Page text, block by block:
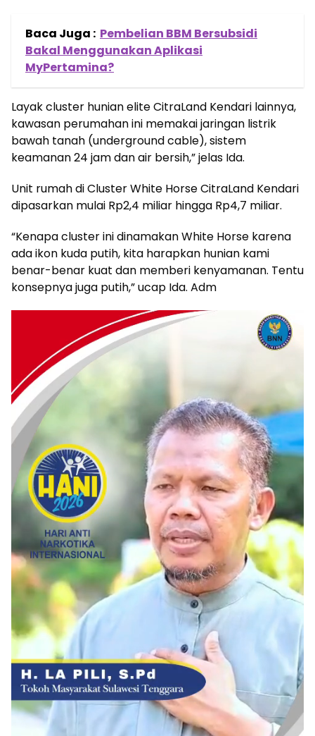
Baca Juga : Pembelian BBM Bersubsidi
Bakal Menggunakan Aplikasi
MyPertamina?
Layak cluster hunian elite CitraLand Kendari lainnya,
kawasan perumahan ini memakai jaringan listrik
bawah tanah (underground cable), sistem
keamanan 24 jam dan air bersih,” jelas Ida.
Unit rumah di Cluster White Horse CitraLand Kendari
dipasarkan mulai Rp2,4 miliar hingga Rp4,7 miliar.
“Kenapa cluster ini dinamakan White Horse karena
ada ikon kuda putih, kita harapkan hunian kami
benar-benar kuat dan memberi kenyamanan. Tentu
konsepnya juga putih,” ucap Ida. Adm